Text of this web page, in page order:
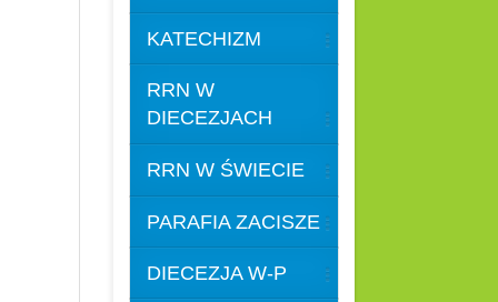
KATECHIZM
RRN W
DIECEZJACH
RRN W ŚWIECIE
PARAFIA ZACISZE
DIECEZJA W-P